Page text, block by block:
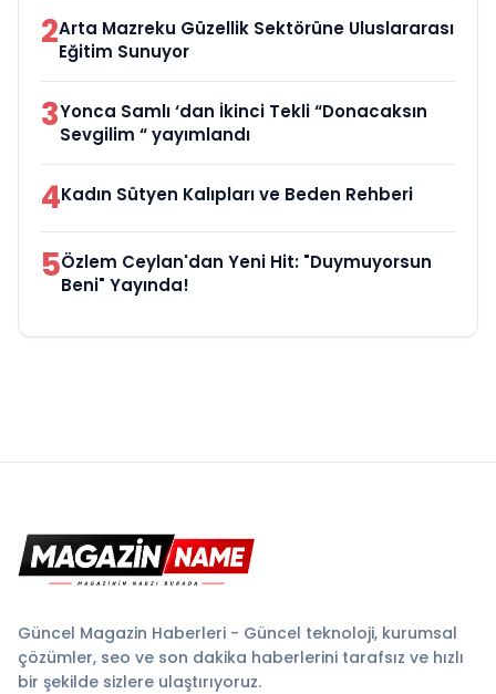
2Arta Mazreku Güzellik Sektörüne Uluslararası
Eğitim Sunuyor
3Yonca Samlı ‘dan İkinci Tekli “Donacaksın
Sevgilim “ yayımlandı
4Kadın Sütyen Kalıpları ve Beden Rehberi
5Özlem Ceylan'dan Yeni Hit: "Duymuyorsun
Beni" Yayında!
Güncel Magazin Haberleri - Güncel teknoloji, kurumsal
çözümler, seo ve son dakika haberlerini tarafsız ve hızlı
bir şekilde sizlere ulaştırıyoruz.